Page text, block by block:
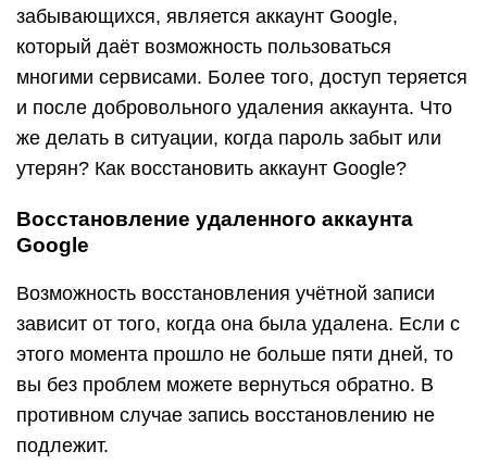
забывающихся, является аккаунт Google,
который даёт возможность пользоваться
многими сервисами. Более того, доступ теряется
и после добровольного удаления аккаунта. Что
же делать в ситуации, когда пароль забыт или
утерян? Как восстановить аккаунт Google?
Восстановление удаленного аккаунта
Google
Возможность восстановления учётной записи
зависит от того, когда она была удалена. Если с
этого момента прошло не больше пяти дней, то
вы без проблем можете вернуться обратно. В
противном случае запись восстановлению не
подлежит.